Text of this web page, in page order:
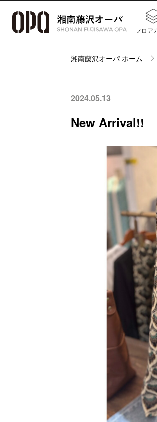
フロア
湘南藤沢オーパ ホーム
2024.05.13
New Arrival!!